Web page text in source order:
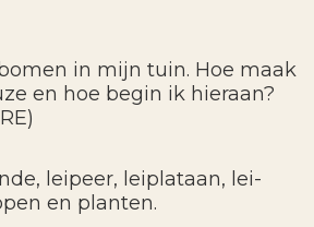
in mijn tuin. Hoe maak
en hoe begin ik hieraan?
leipeer, leiplataan, lei-
en planten.